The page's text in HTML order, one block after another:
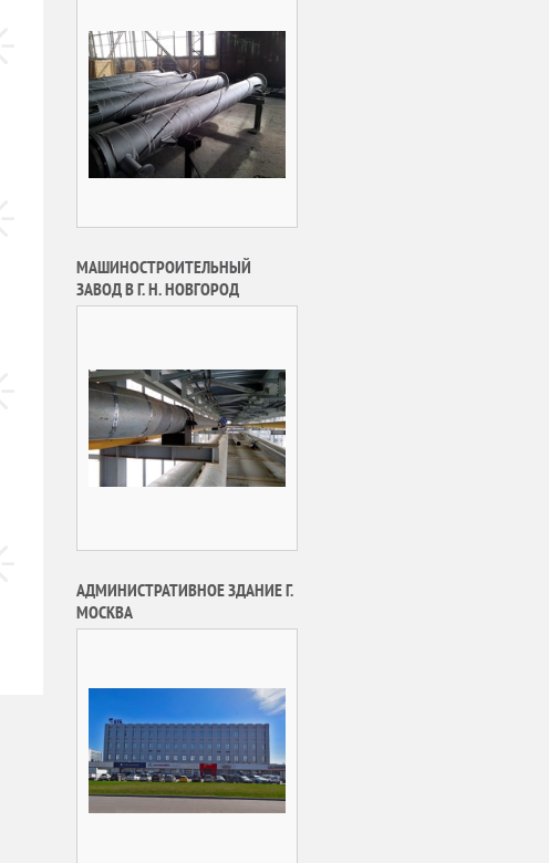
МАШИНОСТРОИТЕЛЬНЫЙ
ЗАВОД В Г. Н. НОВГОРОД
АДМИНИСТРАТИВНОЕ ЗДАНИЕ Г.
МОСКВА